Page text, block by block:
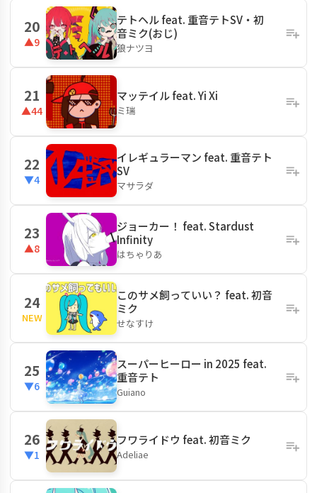
20
▲9
テトヘル feat. 重音テトSV・初
音ミク(おじ)
狼ナツヨ
21
▲44
マッテイル feat. Yi Xi
ミ瑞
22
▼4
イレギュラーマン feat. 重音テト
SV
マサラダ
23
▲8
ジョーカー！ feat. Stardust
Infinity
はちゃりあ
24
NEW
このサメ飼っていい？ feat. 初音
ミク
せなすけ
25
▼6
スーパーヒーロー in 2025 feat.
重音テト
Guiano
26
▼1
フワライドウ feat. 初音ミク
Adeliae